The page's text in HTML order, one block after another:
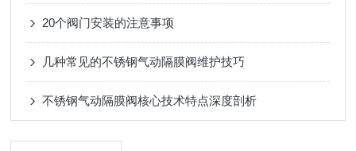
20个阀门安装的注意事项
几种常见的不锈钢气动隔膜阀维护技巧
不锈钢气动隔膜阀核心技术特点深度剖析